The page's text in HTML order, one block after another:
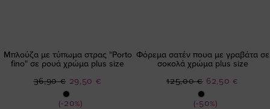
Μπλούζα με τύπωμα στρας "Porto
fino" σε ρουά χρώμα plus size
(-20%)
Ειδική
Τιμή
29,50 €
36,90 €
Φόρεμα σατέν πουα με γραβάτα σε
σοκολά χρώμα plus size
(-50%)
Ειδική
62,50 €
125,00 €